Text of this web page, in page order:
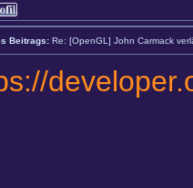
Beitrags: Re: [OpenGL] John Carmack